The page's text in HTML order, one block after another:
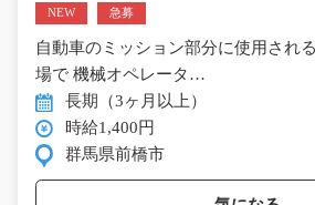
NEW 急募
自動車のミッション部分に使用され
場で 機械オペレータ…
長期（3ヶ月以上）
時給1,400円
群馬県前橋市